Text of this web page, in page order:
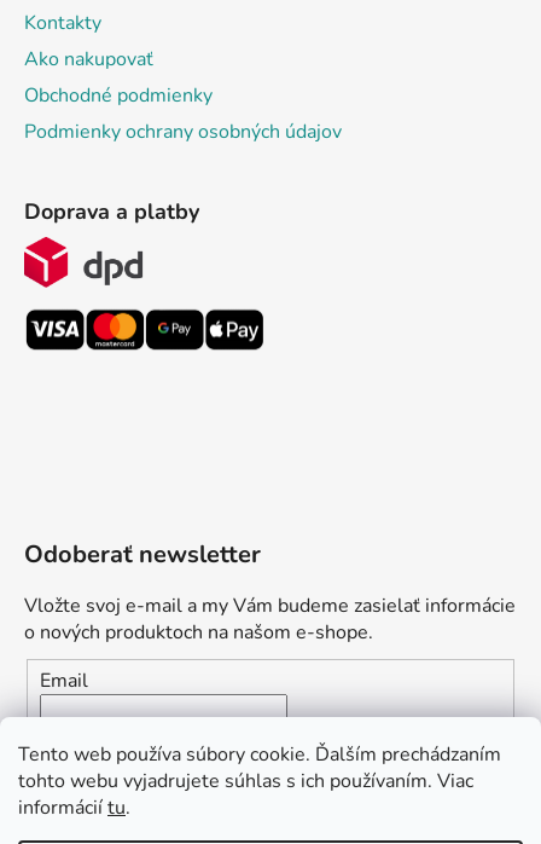
Tento web používa súbory cookie. Ďalším prechádzaním
tohto webu vyjadrujete súhlas s ich používaním. Viac
informáciítu.
Kontakty
Ako nakupovať
Obchodné podmienky
Podmienky ochrany osobných údajov
Doprava a platby
Odoberať newsletter
Vložte svoj e-mail a my Vám budeme zasielať informácie
o nových produktoch na našom e-shope.
Email
Vložením e-mailu súhlasíte s
podmienkami ochrany
osobných údajov
PRIHLÁSIŤ SA